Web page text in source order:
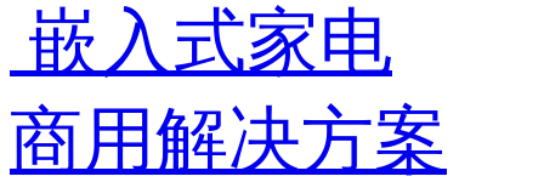
嵌入式家电
商用解决方案